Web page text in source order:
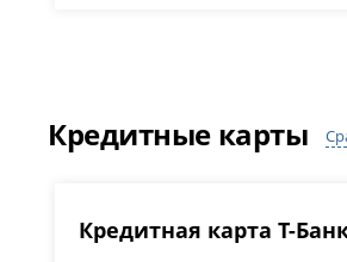
Кредитные карты
Кредитная карта Т-